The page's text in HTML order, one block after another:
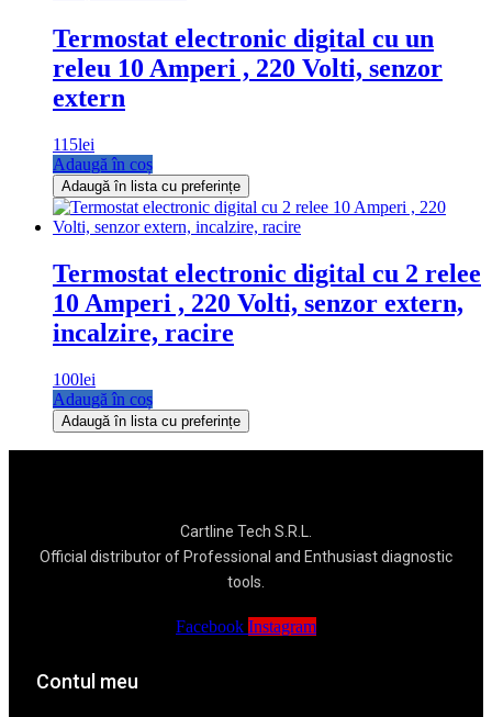
Termostat electronic digital cu un
releu 10 Amperi , 220 Volti, senzor
extern
115lei
Adaugă în coș
Adaugă în lista cu preferințe
Termostat electronic digital cu 2 relee
10 Amperi , 220 Volti, senzor extern,
incalzire, racire
100lei
Adaugă în coș
Adaugă în lista cu preferințe
Cartline Tech S.R.L.
Official distributor of Professional and Enthusiast diagnostic
tools.
Facebook Instagram
Contul meu